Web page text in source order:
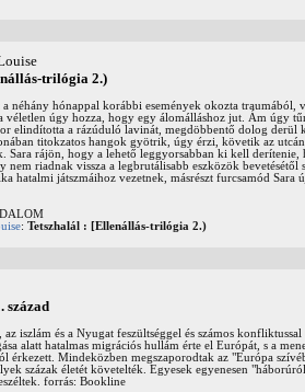
trilógia 2.)
néhány hónappal korábbi események okozta traumából,
véletlen úgy hozza, hogy egy álomálláshoz jut. Ám úgy
elindította a rázúduló lavinát, megdöbbentő dolog derül
titokzatos hangok gyötrik, úgy érzi, követik az
Sara rájön, hogy a lehető leggyorsabban ki kell
riadnak vissza a legbrutálisabb eszközök bevetésétől
hatalmi játszmáihoz vezetnek, másrészt furcsamód
: Tetszhalál : [Ellenállás-trilógia 2.)
század
az iszlám és a Nyugat feszültséggel és számos
alatt hatalmas migrációs hullám érte el Európát, s a
érkezett. Mindeközben megszaporodtak az "Európa
százak életét követelték. Egyesek egyenesen
forrás: Bookline